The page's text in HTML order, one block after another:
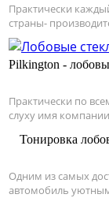
Практически
страны-
Pilkington -
Практически по
слуху имя
Тонировка
Одним из самых
автомобиль